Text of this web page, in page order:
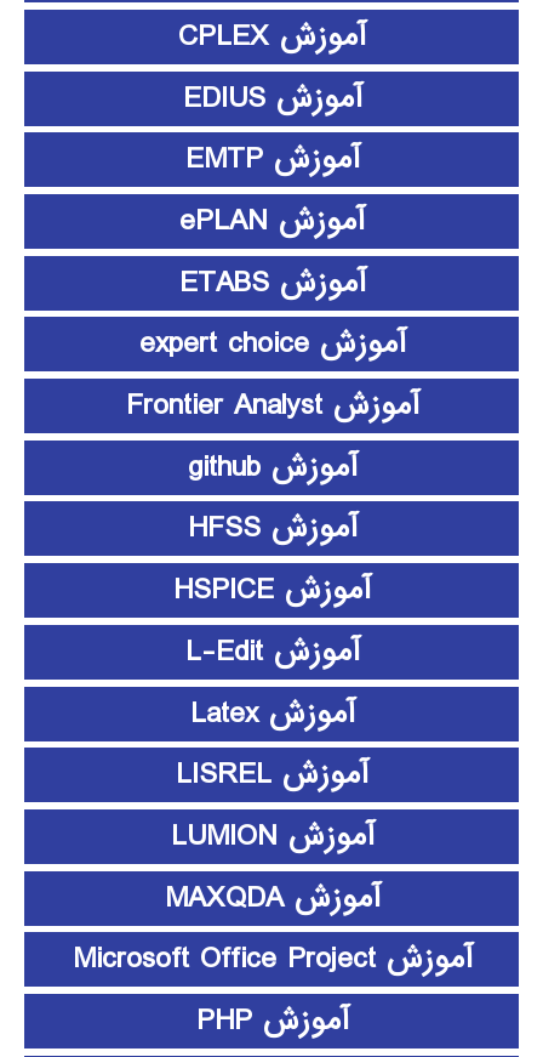
آموزش CPLEX
آموزش EDIUS
آموزش EMTP
آموزش ePLAN
آموزش ETABS
آموزش expert choice
آموزش Frontier Analyst
آموزش github
آموزش HFSS
آموزش HSPICE
آموزش L-Edit
آموزش Latex
آموزش LISREL
آموزش LUMION
آموزش MAXQDA
آموزش Microsoft Office Project
آموزش PHP